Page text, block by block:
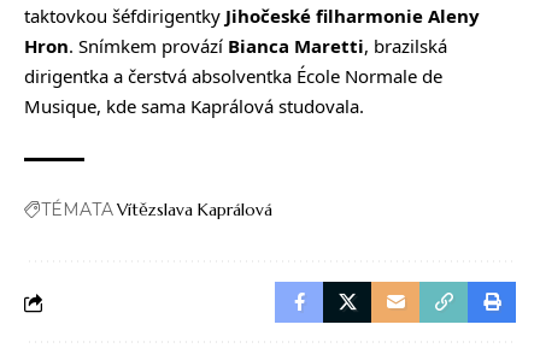
taktovkou šéfdirigentky Jihočeské filharmonie Aleny
Hron. Snímkem provází Bianca Maretti, brazilská
dirigentka a čerstvá absolventka École Normale de
Musique, kde sama Kaprálová studovala.
TÉMATAVítězslava Kaprálová